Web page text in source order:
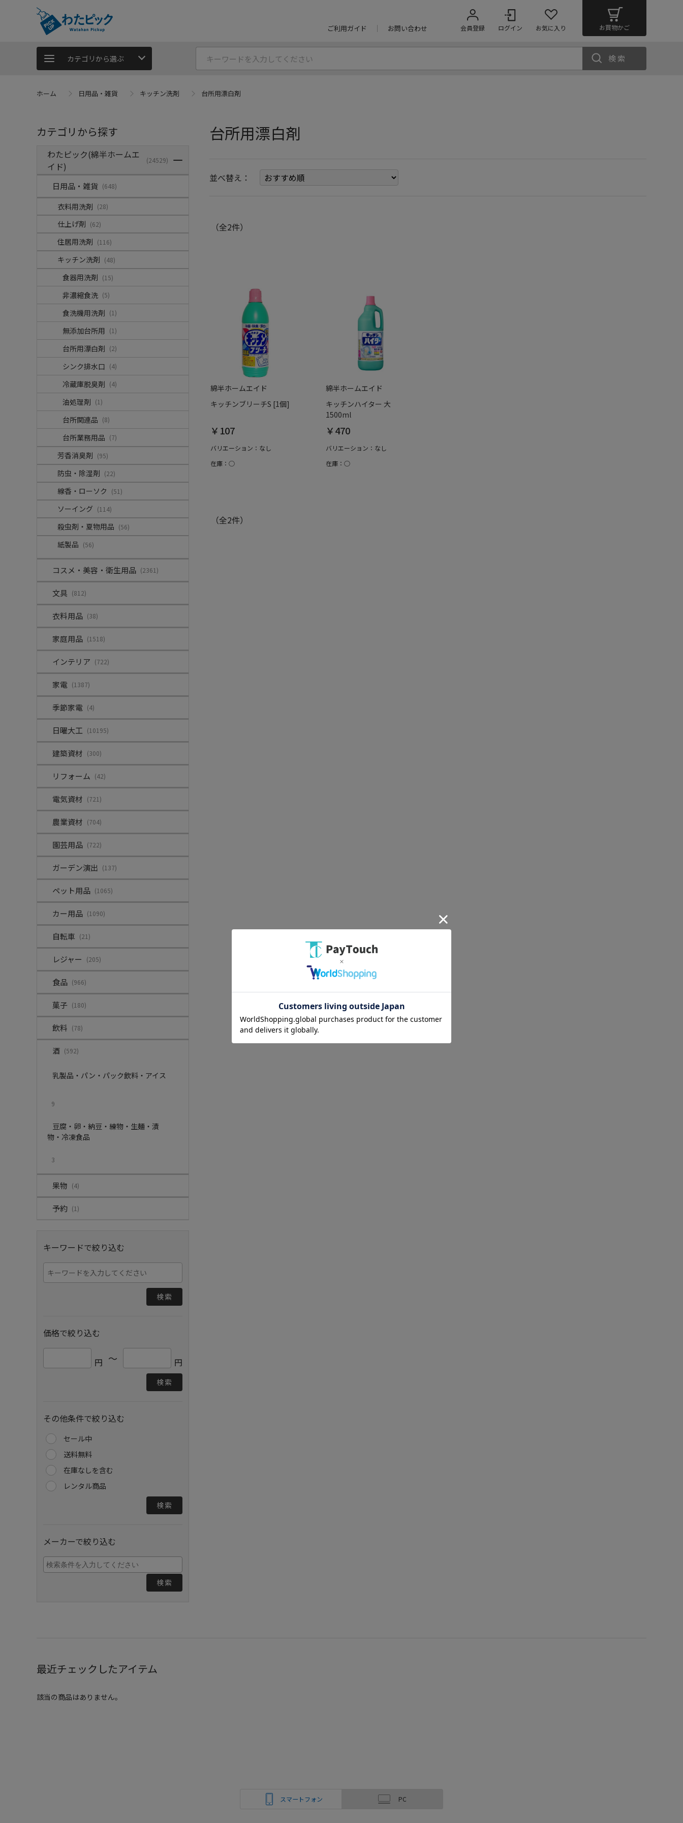
ご利用ガイド お問い合わせ 会員登録 ログイン お気に入り お買物かご
カテゴリから選ぶ 検索
ホーム 日用品・雑貨 キッチン洗剤 台所用漂白剤
カテゴリから探す
わたピック(綿半ホームエ
イド)
(24529)
日用品・雑貨 (648)
衣料用洗剤 (28)
仕上げ剤 (62)
住居用洗剤 (116)
キッチン洗剤 (48)
食器用洗剤 (15)
非濃縮食洗 (5)
食洗機用洗剤 (1)
無添加台所用 (1)
台所用漂白剤 (2)
シンク排水口 (4)
冷蔵庫脱臭剤 (4)
油処理剤 (1)
台所関連品 (8)
台所業務用品 (7)
芳香消臭剤 (95)
防虫・除湿剤 (22)
線香・ローソク (51)
ソーイング (114)
殺虫剤・夏物用品 (56)
紙製品 (56)
コスメ・美容・衛生用品 (2361)
文具 (812)
衣料用品 (38)
家庭用品 (1518)
インテリア (722)
家電 (1387)
季節家電 (4)
日曜大工 (10195)
建築資材 (300)
リフォーム (42)
電気資材 (721)
農業資材 (704)
園芸用品 (722)
ガーデン演出 (137)
ペット用品 (1065)
カー用品 (1090)
自転車 (21)
レジャー (205)
食品 (966)
菓子 (180)
飲料 (78)
酒 (592)
乳製品・パン・パック飲料・アイス
9
豆腐・卵・納豆・練物・生麺・漬
物・冷凍食品
3
果物 (4)
予約 (1)
キーワードで絞り込む
検索
価格で絞り込む
円 ～ 円
検索
その他条件で絞り込む
セール中
送料無料
在庫なしを含む
レンタル商品
検索
メーカーで絞り込む
検索
台所用漂白剤
並べ替え：
（全2件）
綿半ホームエイド
キッチンブリーチS [1個]
￥107
バリエーション：なし
在庫：○
綿半ホームエイド
キッチンハイター 大
1500ml
￥470
バリエーション：なし
在庫：○
（全2件）
最近チェックしたアイテム
該当の商品はありません。
スマートフォン PC